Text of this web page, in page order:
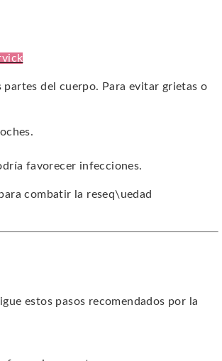
partes del cuerpo. Para evitar grietas o
favorecer infecciones.
combatir la reseq\uedad
estos pasos recomendados por la